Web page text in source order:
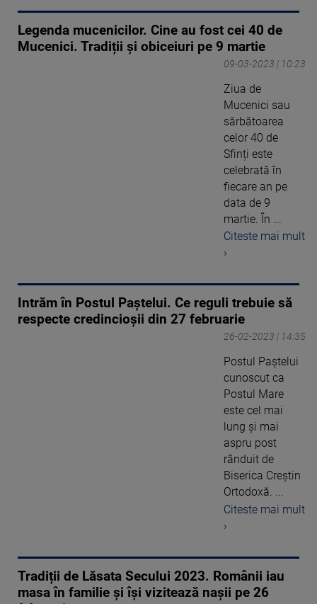
Legenda mucenicilor. Cine au fost cei 40 de
Mucenici. Tradiții și obiceiuri pe 9 martie
09-03-2023 | 10:23
Ziua de
Mucenici sau
sărbătoarea
celor 40 de
Sfinți este
celebrată în
fiecare an pe
data de 9
martie. În ...
Citeste mai mult
›
Intrăm în Postul Paștelui. Ce reguli trebuie să
respecte credincioșii din 27 februarie
26-02-2023 | 14:35
Postul Paștelui
cunoscut ca
Postul Mare
este cel mai
lung și mai
aspru post
rânduit de
Biserica Creștin
Ortodoxă. ...
Citeste mai mult
›
Tradiții de Lăsata Secului 2023. Românii iau
masa în familie și își vizitează nașii pe 26